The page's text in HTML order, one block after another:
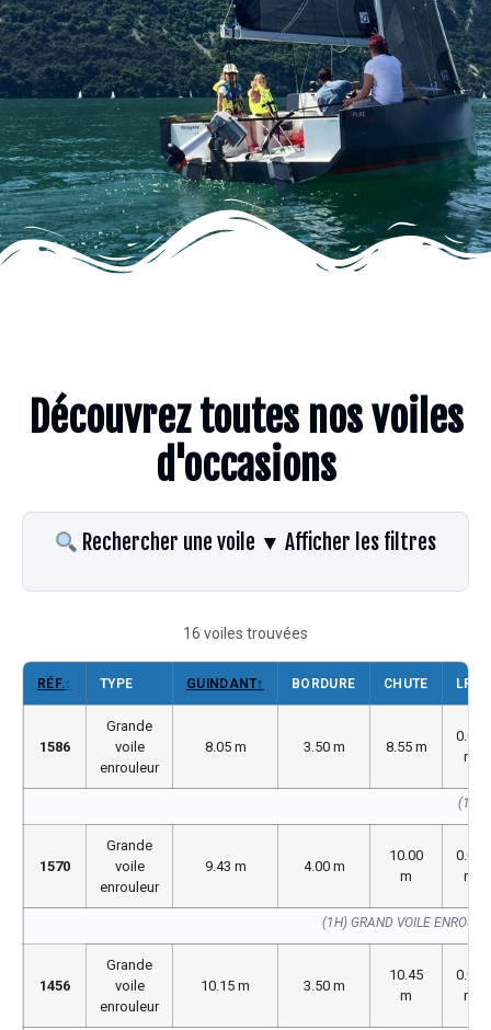
Découvrez toutes nos voiles
d'occasions
Rechercher une voile ▼ Afficher les filtres
16 voiles trouvées
RÉF.↕ TYPE GUINDANT↑ BORDURE CHUTE LP
1586
Grande
voile
enrouleur
8.05 m 3.50 m 8.55 m
0.00
m
1570
Grande
voile
enrouleur
9.43 m 4.00 m
10.00
m
0.00
m
(1H) GRAND VOILE
1456
Grande
voile
enrouleur
10.15 m 3.50 m
10.45
m
0.00
m